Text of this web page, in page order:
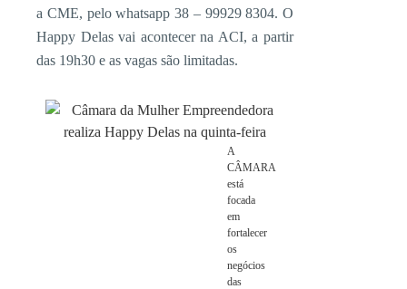
a CME, pelo whatsapp 38 – 99929 8304. O
Happy Delas vai acontecer na ACI, a partir
das 19h30 e as vagas são limitadas.
A
CÂMARA
está
focada
em
fortalecer
os
negócios
das